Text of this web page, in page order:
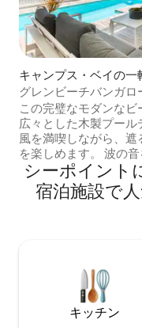
キャンプス・ベイの一
グレンビーチバンガロ
この完璧なモダンなビ
広々とした木製プー
風を満喫しながら、
を楽しめます。 波の
ンラウンジャーでリ
う。 屋内では、キッ
ームに開放された2つ
にあり、4つ目のマス
階下にあります。 （
ス階はメインハウス階
れています） このビーチヴィラはグレン
シーポイント
宿泊施設で
キッチン